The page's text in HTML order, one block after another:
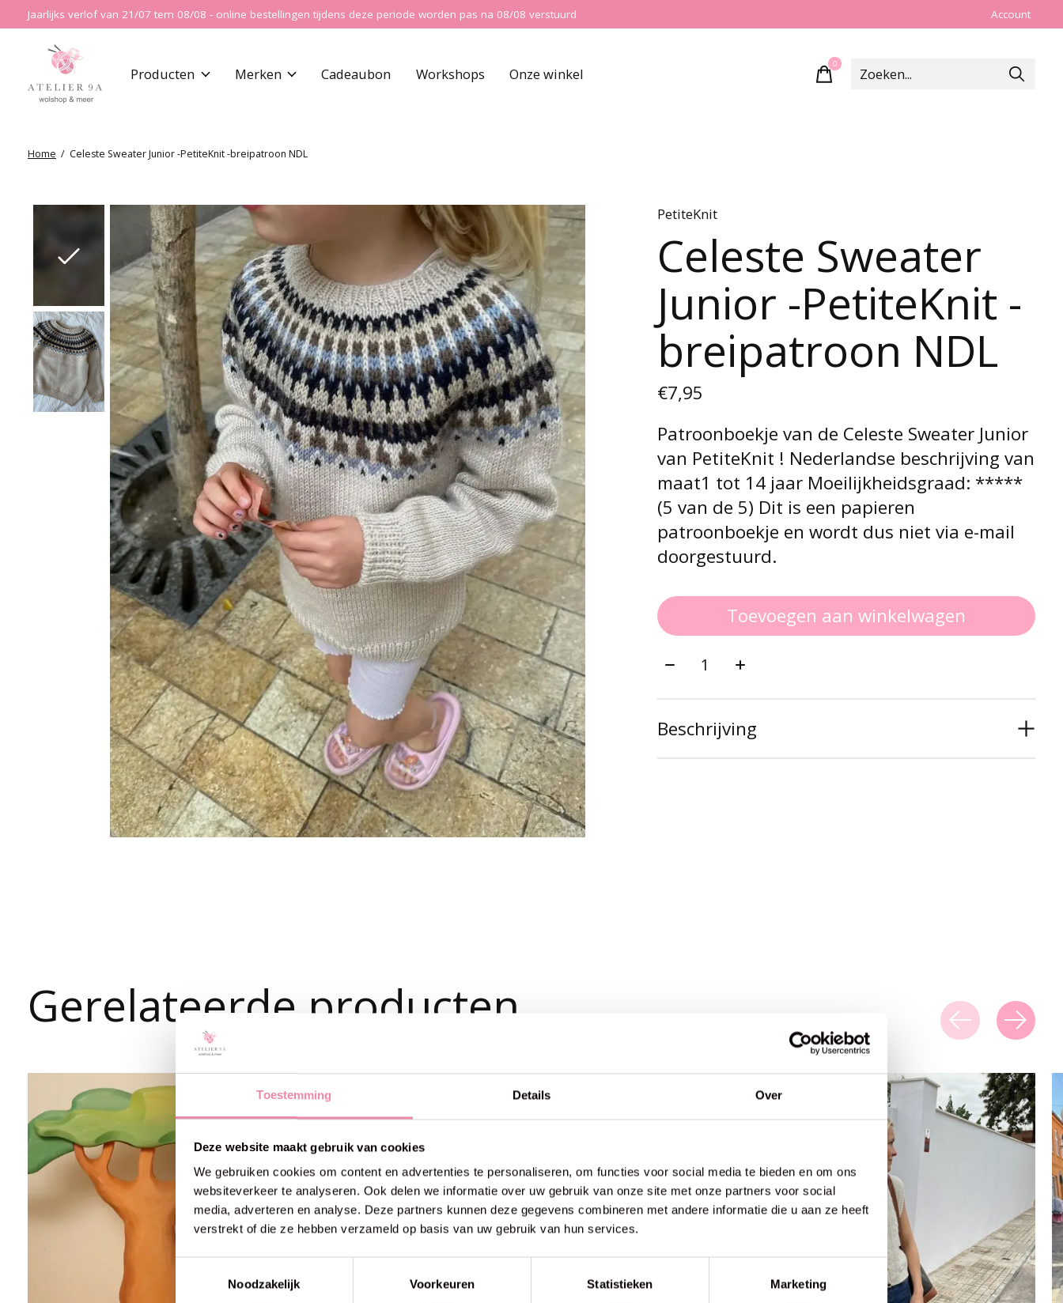
Toestemming Details Over
Deze website maakt gebruik van cookies
We gebruiken cookies om content en advertenties te personaliseren, om functies voor social media te bieden en om ons
websiteverkeer te analyseren. Ook delen we informatie over uw gebruik van onze site met onze partners voor social
media, adverteren en analyse. Deze partners kunnen deze gegevens combineren met andere informatie die u aan ze heeft
verstrekt of die ze hebben verzameld op basis van uw gebruik van hun services.
Noodzakelijk
Voorkeuren Statistieken Marketing
Jaarlijks verlof van 21/07 tem 08/08 - online bestellingen tijdens deze periode worden pas na 08/08 verstuurd Account
Producten Merken Cadeaubon Workshops Onze winkel
0items
Home / Celeste Sweater Junior -PetiteKnit -breipatroon NDL
Slideshow Items PetiteKnit
Celeste Sweater
Junior -PetiteKnit -
breipatroon NDL
€7,95
Patroonboekje van de Celeste Sweater Junior
van PetiteKnit ! Nederlandse beschrijving van
maat1 tot 14 jaar Moeilijkheidsgraad: *****
(5 van de 5) Dit is een papieren
patroonboekje en wordt dus niet via e-mail
doorgestuurd.
Toevoegen aan winkelwagen
Aantal:
Beschrijving
Gerelateerde producten
Carousel items